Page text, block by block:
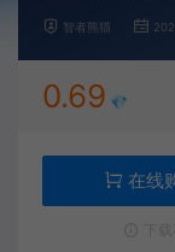
智者熊猫
0.69 💎
在线